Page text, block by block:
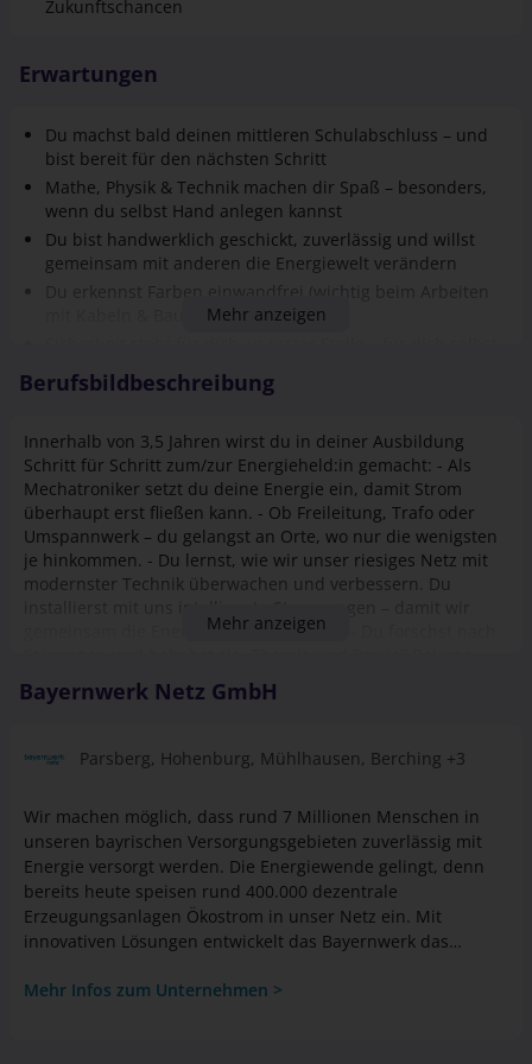
lassen Taten sprechen, keine Floskeln
Zukunftschancen
Erwartungen
Du machst bald deinen mittleren Schulabschluss – und
bist bereit für den nächsten Schritt
Mathe, Physik & Technik machen dir Spaß – besonders,
wenn du selbst Hand anlegen kannst
Du bist handwerklich geschickt, zuverlässig und willst
gemeinsam mit anderen die Energiewelt verändern
Du erkennst Farben einwandfrei (wichtig beim Arbeiten
mit Kabeln & Bauteilen)
Du bist lernbereit, sorgfältig und hast Lust, dich in neue
Sehr gute Deutschkenntnisse (mind. B2) runden dein
Profil ab
Mehr anzeigen
Berufsbildbeschreibung
Innerhalb von 3,5 Jahren wirst du in deiner Ausbildung
Schritt für Schritt zum/zur Energieheld:in gemacht: - Als
Mechatroniker setzt du deine Energie ein, damit Strom
überhaupt erst fließen kann. - Ob Freileitung, Trafo oder
Umspannwerk – du gelangst an Orte, wo nur die wenigsten
je hinkommen. - Du lernst, wie wir unser riesiges Netz mit
modernster Technik überwachen und verbessern. Du
gemeinsam die Energiewende meistern. - Du forschst nach
kein Widerspruch: Jeweils ein Drittel deiner Ausbildungszeit
verbringst du im Ausbildungszentrum Regensburg, im
Regensburg. Und das Beste: Du bist Teil einer starken
Azubi-Community mit vielen Mitstreiter:innen!
Mehr anzeigen
Bayernwerk Netz GmbH
Parsberg, Hohenburg, Mühlhausen, Berching +3
Wir machen möglich, dass rund 7 Millionen Menschen in
unseren bayrischen Versorgungsgebieten zuverlässig mit
Energie versorgt werden. Die Energiewende gelingt, denn
bereits heute speisen rund 400.000 dezentrale
Erzeugungsanlagen Ökostrom in unser Netz ein. Mit
innovativen Lösungen entwickelt das Bayernwerk das
Energiezukunft. Die Bayernwerk Gruppe, eine 100 Prozent
Mehr Infos zum Unternehmen >